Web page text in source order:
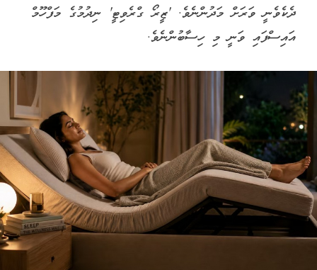
ދެކެވެނީ ވަރަށް މަދުންނެވެ. 'ޒީރޯ ގްރެވިޓީ' ނިދުމުގެ މަފްހޫމް
އައިސްފައި ވަނީ މި ހިސާބުންނެވެ.